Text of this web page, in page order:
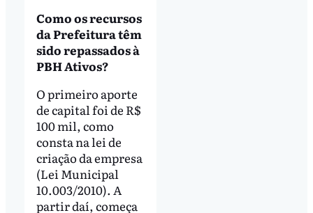
Como os recursos
da Prefeitura têm
sido repassados à
PBH Ativos?
O primeiro aporte
de capital foi de R$
100 mil, como
consta na lei de
criação da empresa
(Lei Municipal
10.003/2010). A
partir daí, começa